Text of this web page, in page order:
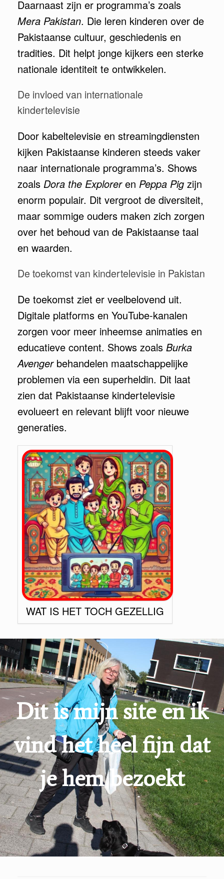
Daarnaast zijn er programma’s zoals
Mera Pakistan. Die leren kinderen over de
Pakistaanse cultuur, geschiedenis en
tradities. Dit helpt jonge kijkers een sterke
nationale identiteit te ontwikkelen.
De invloed van internationale
kindertelevisie
Door kabeltelevisie en streamingdiensten
kijken Pakistaanse kinderen steeds vaker
naar internationale programma’s. Shows
zoals Dora the Exploreren Peppa Pig zijn
enorm populair. Dit vergroot de diversiteit,
maar sommige ouders maken zich zorgen
over het behoud van de Pakistaanse taal
en waarden.
De toekomst van kindertelevisie in Pakistan
De toekomst ziet er veelbelovend uit.
Digitale platforms en YouTube-kanalen
zorgen voor meer inheemse animaties en
educatieve content. Shows zoals Burka
Avengerbehandelen maatschappelijke
problemen via een superheldin. Dit laat
zien dat Pakistaanse kindertelevisie
evolueert en relevant blijft voor nieuwe
generaties.
WAT IS HET TOCH GEZELLIG
Dit is mijn site en ik
vind het heel fijn dat
je hem bezoekt